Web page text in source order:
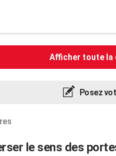
Afficher toute la
Posez
le sens des